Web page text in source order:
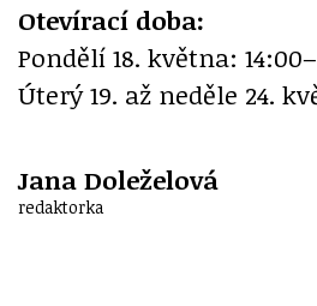
Otevírací doba:
Pondělí 18. května:
Úterý 19. až neděle 24.
Jana Doleželová
redaktorka